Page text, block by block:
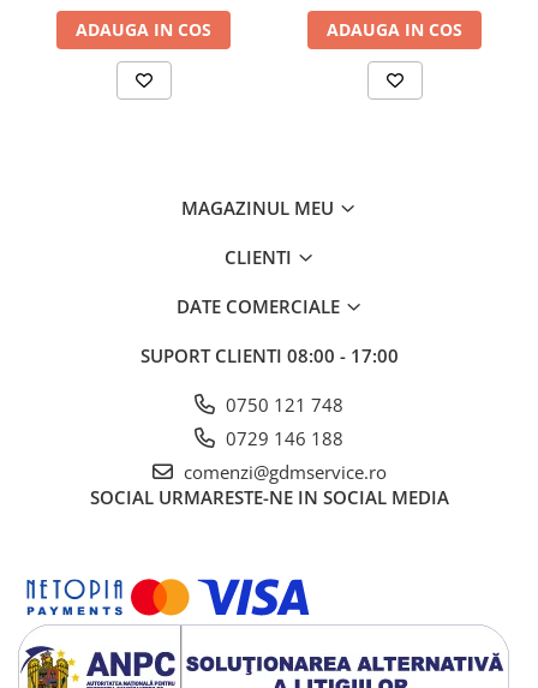
ADAUGA IN COS ADAUGA IN COS
MAGAZINUL MEU
CLIENTI
DATE COMERCIALE
SUPORT CLIENTI 08:00 - 17:00
0750 121 748
0729 146 188
comenzi@gdmservice.ro
SOCIAL URMARESTE-NE IN SOCIAL MEDIA